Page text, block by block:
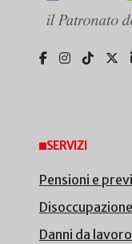
SERVIZI
Pensioni e
Danni da lavoro